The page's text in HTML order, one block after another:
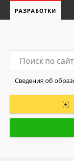
РАЗРАБОТКИ
Сведения об